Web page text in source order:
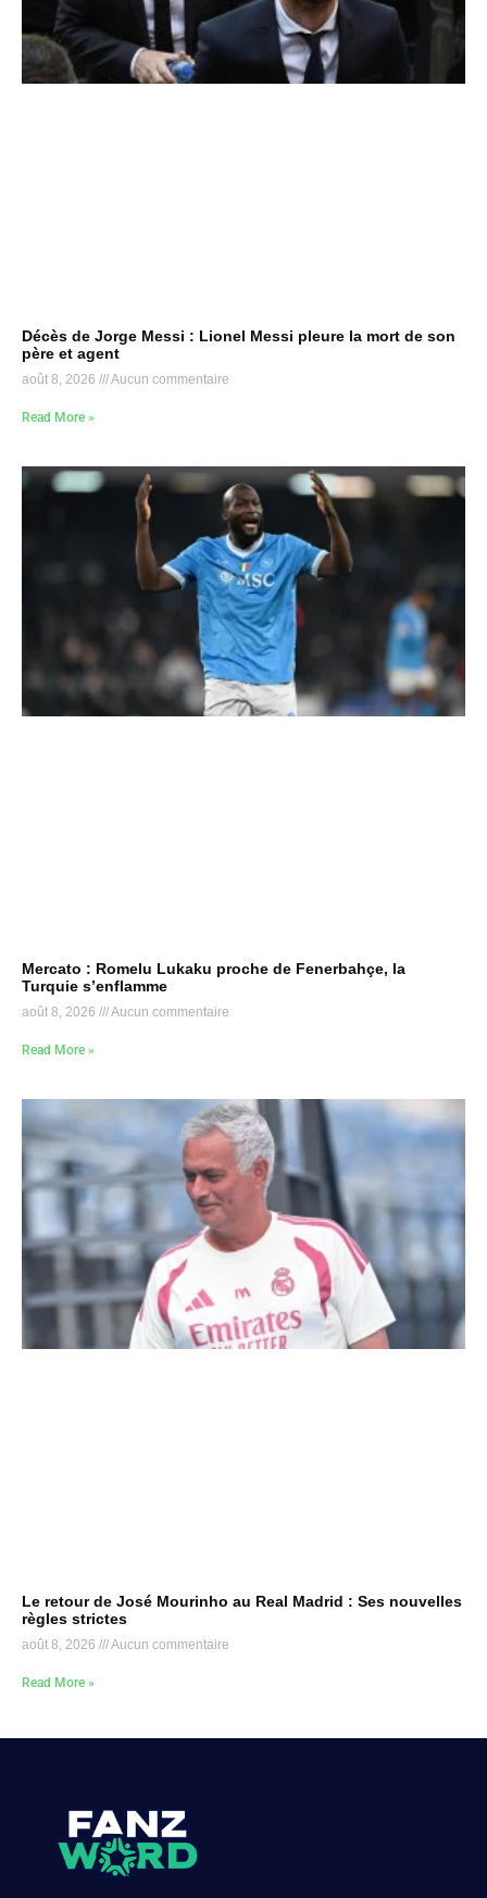
Décès de Jorge Messi : Lionel Messi pleure la mort de son
père et agent
août 8, 2026 Aucun commentaire
Read More »
Mercato : Romelu Lukaku proche de Fenerbahçe, la
Turquie s’enflamme
août 8, 2026 Aucun commentaire
Read More »
Le retour de José Mourinho au Real Madrid : Ses nouvelles
règles strictes
août 8, 2026 Aucun commentaire
Read More »